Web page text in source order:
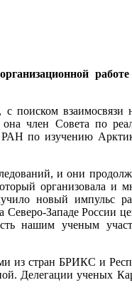
взаимосвязи
член Совета по
по изучению
и они
организовала и
новый импульс
Западе России
нашим ученым
из стран БРИКС и
Делегации ученых